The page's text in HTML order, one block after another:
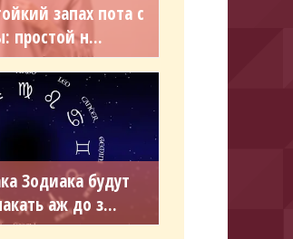
запах пота с
простой н...
Зодиака будут
аж до з...